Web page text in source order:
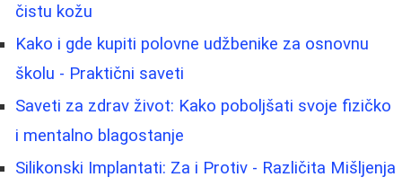
čistu kožu
Kako i gde kupiti polovne udžbenike za osnovnu
školu - Praktični saveti
Saveti za zdrav život: Kako poboljšati svoje fizičko
i mentalno blagostanje
Silikonski Implantati: Za i Protiv - Različita Mišljenja